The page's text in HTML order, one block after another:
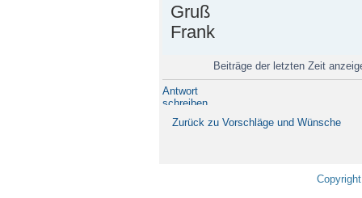
Gruß
Frank
Beiträge der letzten Zeit
Antwort
schreiben
Zurück zu Vorschläge und Wünsche